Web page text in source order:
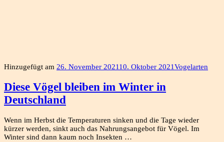
Hinzugefügt am 26. November 202110. Oktober 2021Vogelarten
Diese Vögel bleiben im Winter in
Deutschland
Wenn im Herbst die Temperaturen sinken und die Tage wieder
kürzer werden, sinkt auch das Nahrungsangebot für Vögel. Im
Winter sind dann kaum noch Insekten …